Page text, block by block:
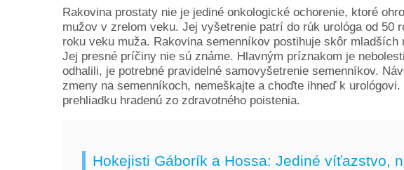
Rakovina prostaty nie je jediné onkologické ochorenie, ktoré
mužov v zrelom veku. Jej vyšetrenie patrí do rúk urológa od 50
roku veku muža. Rakovina semenníkov postihuje skôr
Jej presné príčiny nie sú známe. Hlavným príznakom je
odhalili, je potrebné pravidelné samovyšetrenie semenníkov.
zmeny na semenníkoch, nemeškajte a choďte ihneď k
prehliadku hradenú zo zdravotného poistenia.
Hokejisti Gáborík a Hossa: Jediné víťazstvo,